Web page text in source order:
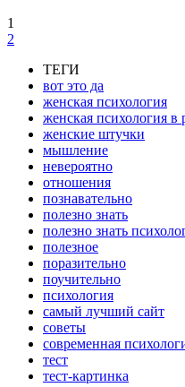
1
2
ТЕГИ
вот это да
женская психология
женская психология
женские штучки
мышление
невероятно
отношения
познавательно
полезно знать
полезно знать
полезное
поразительно
поучительно
психология
самый лучший сайт
советы
современная
тест
тест-картинка